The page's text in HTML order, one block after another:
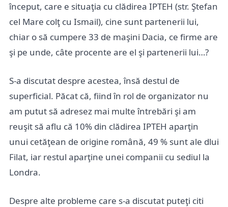
început, care e situaţia cu clădirea IPTEH (str. Ştefan
cel Mare colţ cu Ismail), cine sunt partenerii lui,
chiar o să cumpere 33 de maşini Dacia, ce firme are
şi pe unde, câte procente are el şi partenerii lui…?
S-a discutat despre acestea, însă destul de
superficial. Păcat că, fiind în rol de organizator nu
am putut să adresez mai multe întrebări şi am
reuşit să aflu că 10% din clădirea IPTEH aparţin
unui cetăţean de origine română, 49 % sunt ale dlui
Filat, iar restul aparţine unei companii cu sediul la
Londra.
Despre alte probleme care s-a discutat puteţi citi